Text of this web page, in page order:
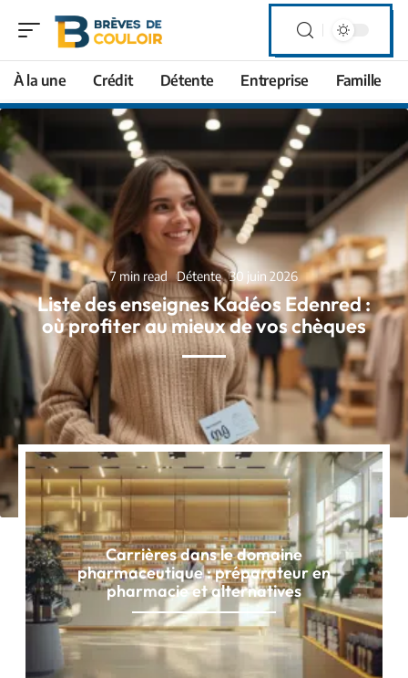
À la une Crédit Détente Entreprise Famille
7 min read Détente 30 juin 2026
Liste des enseignes Kadéos Edenred :
où profiter au mieux de vos chèques
Carrières dans le domaine
pharmaceutique : préparateur en
pharmacie et alternatives